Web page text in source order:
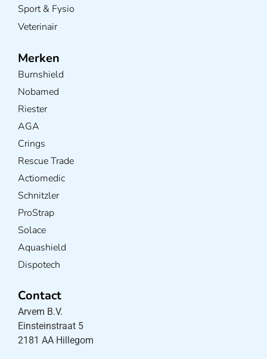
Sport & Fysio
Veterinair
Merken
Burnshield
Nobamed
Riester
AGA
Crings
Rescue Trade
Actiomedic
Schnitzler
ProStrap
Solace
Aquashield
Dispotech
Contact
Arvem B.V.
Einsteinstraat 5
2181 AA Hillegom